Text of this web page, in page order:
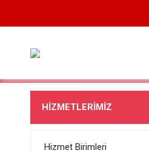
HİZMETLERİMİZ
Hizmet Birimleri